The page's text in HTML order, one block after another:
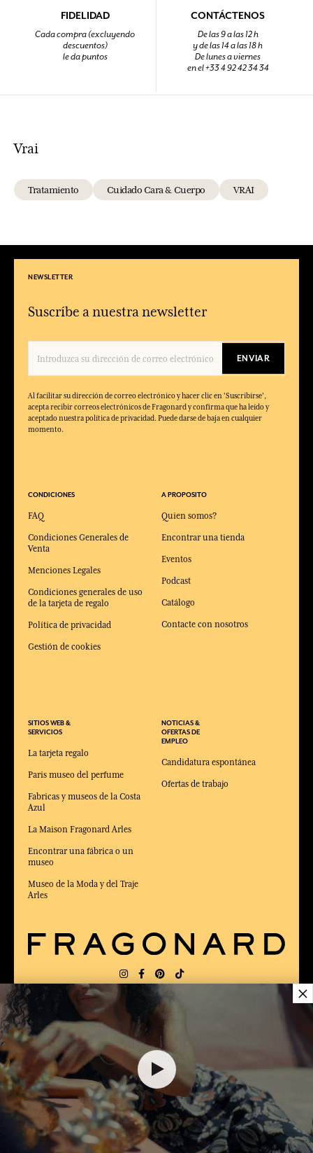
22,00 €
1
AÑADIR A EL CARRITO
FIDELIDAD
Cada compra (excluyendo
descuentos)
le da puntos
CONTÁCTENOS
De las 9 a las 12 h
y de las 14 a las 18 h
De lunes a viernes
en el +33 4 92 42 34 34
Vrai
Tratamiento Cuidado Cara & Cuerpo VRAI
NEWSLETTER
Suscríbe a nuestra newsletter
ENVIAR
Al facilitar su dirección de correo electrónico y hacer clic en 'Suscribirse',
acepta recibir correos electrónicos de Fragonard y confirma que ha leído y
aceptado nuestra política de privacidad. Puede darse de baja en cualquier
momento.
CONDICIONES
FAQ
Condiciones Generales de
Venta
Menciones Legales
Condiciones generales de uso
de la tarjeta de regalo
Política de privacidad
Gestión de cookies
SITIOS WEB &
SERVICIOS
La tarjeta regalo
Paris museo del perfume
Fabricas y museos de la Costa
Azul
La Maison Fragonard Arles
Encontrar una fábrica o un
museo
Museo de la Moda y del Traje
Arles
A PROPOSITO
Quien somos?
Encontrar una tienda
Eventos
Podcast
Catálogo
Contacte con nosotros
NOTICIAS &
OFERTAS DE
EMPLEO
Candidatura espontánea
Ofertas de trabajo
ENTREGA: FR
ELEGIDO MEJOR SITIO DE COMERCIO
en Línea 2025 por la revista Capital
×